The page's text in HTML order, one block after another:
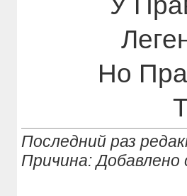
Но
Последний раз
Причина: